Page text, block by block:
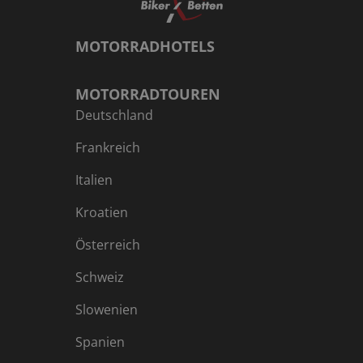
thront seit 1235 weithin sichtbar neben der Burg auf
einem Hügel oberhalb des historischen Zentrums von
Limburg und gilt als eines der schönsten
uns aus Limburg hinaus. In Lauremburg links ab, dann
weitere über die Dörfer nach Katzenelnbogen. Woher
der Name der Stadt mit ihrer hübschen Burg stammt,
ist nicht ganz klar. Vermutlich geht er auf eine
sich ein Grafengeschlecht nach der Burg. Hinter
Katzenelnbogen werden die Kurven enger, die
Schräglagen gewagter – der Übergang vom
Westerwald in den Taunus kündigt sich an. Letzterer
Motorradfahrern durch die daraus resultierenden
größeren Höhenunterschiede Kurven und Kehren im
Überfluss. Die sportliche Wedelei findet erst unten in
Lorch im Rheintal ihr Ende. Roadbook: Lorch – Kaub –
MOTORRADHOTELS
MOTORRADTOUREN
Deutschland
Frankreich
Italien
Kroatien
Österreich
Schweiz
Slowenien
Spanien